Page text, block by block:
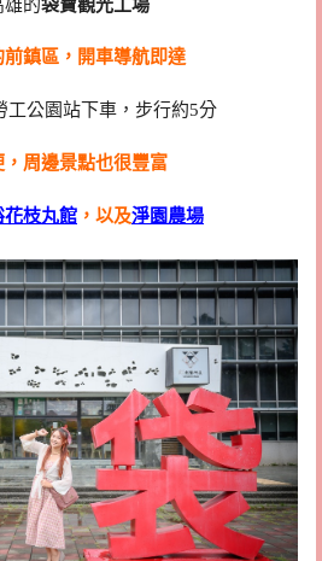
雄的袋寶觀光工場
鎮區，開車導航即達
工公園站下車，步行約5分
周邊景點也很豐富
花枝丸館 ，以及淨園農場